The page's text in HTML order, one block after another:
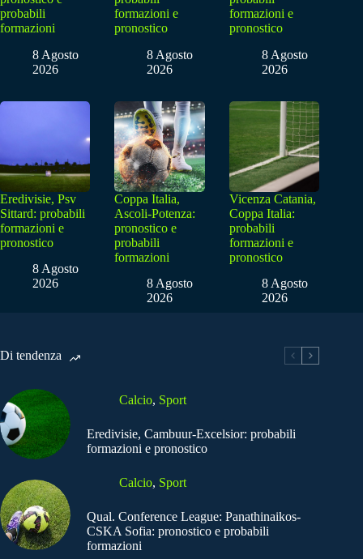
probabili
formazioni
8 Agosto
2026
formazioni e
pronostico
8 Agosto
2026
formazioni e
pronostico
8 Agosto
2026
Eredivisie, Psv
Sittard: probabili
formazioni e
pronostico
8 Agosto
2026
Coppa Italia,
Ascoli-Potenza:
pronostico e
probabili
formazioni
8 Agosto
2026
Vicenza Catania,
Coppa Italia:
probabili
formazioni e
pronostico
8 Agosto
2026
Di tendenza
Calcio, Sport
Eredivisie, Cambuur-Excelsior: probabili
formazioni e pronostico
Calcio, Sport
Qual. Conference League: Panathinaikos-
CSKA Sofia: pronostico e probabili
formazioni